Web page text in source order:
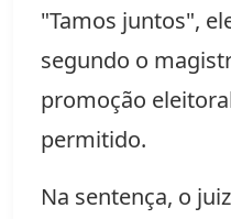
"Tamos juntos",
segundo o
promoção
permitido.
Na sentença, o